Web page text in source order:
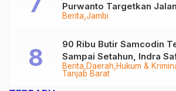
Berita Jambi
Purwanto Targetkan
Tungkal-Jambi Mulus di
Berita Daerah Hukum &
Tanjab Barat
90 Ribu Butir Samcodin
Sampai Setahun, Indra
Audit Menyeluruh